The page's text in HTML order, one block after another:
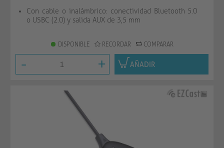
Con cable o inalámbrico: conectividad Bluetooth 5.0
o USBC (2.0) y salida AUX de 3,5 mm
DISPONIBLE RECORDAR COMPARAR
- + AÑADIR